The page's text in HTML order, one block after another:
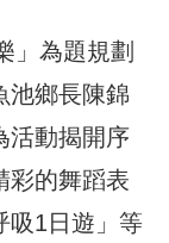
」為題規劃
池鄉長陳錦
活動揭開序
彩的舞蹈表
吸1日遊」等